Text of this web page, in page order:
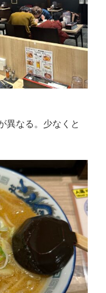
異なる。少なくと